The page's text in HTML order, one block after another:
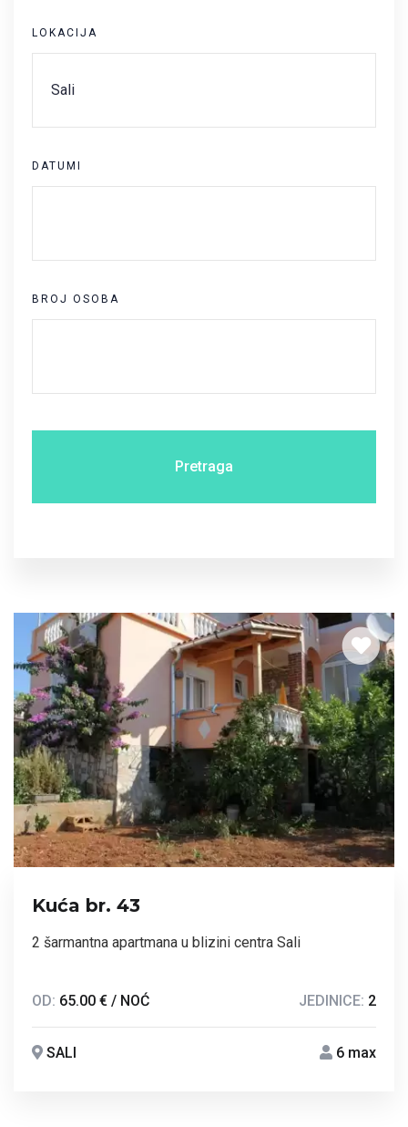
LOKACIJA
DATUMI
BROJ OSOBA
Pretraga
Kuća br. 43
2 šarmantna apartmana u blizini centra Sali
OD: 65.00 € / NOĆ JEDINICE: 2
SALI 6 max